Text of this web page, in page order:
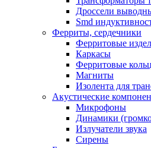
Дроссели
Smd
Ферриты, сердечники
Ферритовые
Каркасы
Ферритовые
Магниты
Изолента для
Акустические
Микрофоны
Динамики
Излучатели звука
Сирены